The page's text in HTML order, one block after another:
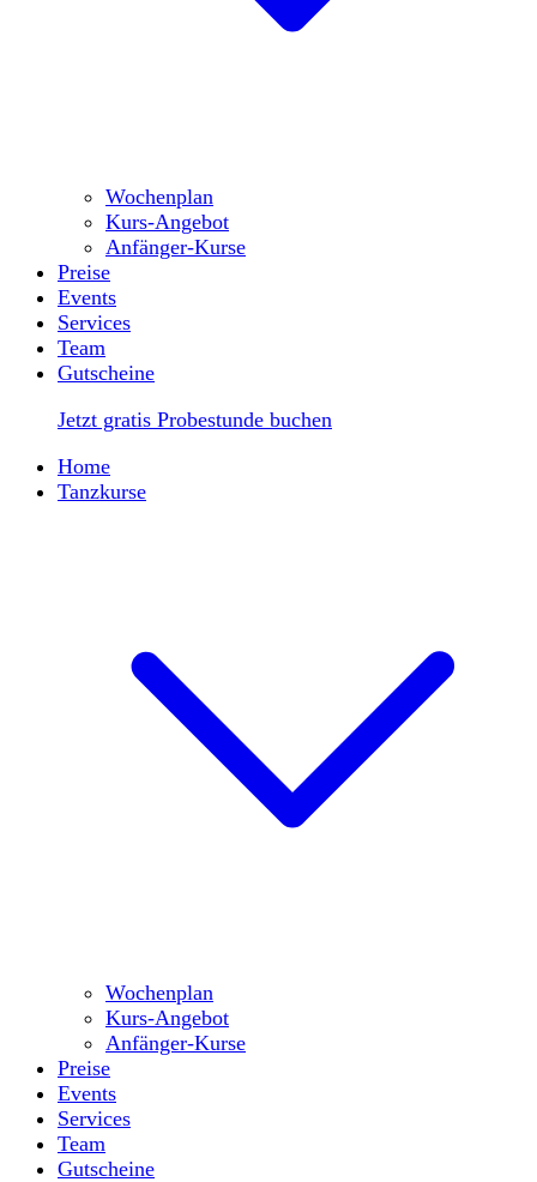
Wochenplan
Kurs-Angebot
Anfänger-Kurse
Preise
Events
Services
Team
Gutscheine
Jetzt gratis Probestunde buchen
Home
Tanzkurse
Wochenplan
Kurs-Angebot
Anfänger-Kurse
Preise
Events
Services
Team
Gutscheine